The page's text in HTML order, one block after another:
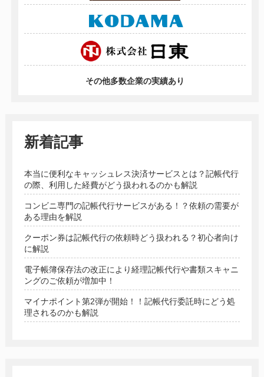
その他多数企業の実績あり
新着記事
本当に便利なキャッシュレス決済サービスとは？記帳代行
の際、利用した経費がどう扱われるのかも解説
コンビニ専門の記帳代行サービスがある！？依頼の需要が
ある理由を解説
クーポン券は記帳代行の依頼時どう扱われる？初心者向け
に解説
電子帳簿保存法の改正により経理記帳代行や書類スキャニ
ングのご依頼が増加中！
マイナポイント第2弾が開始！！記帳代行委託時にどう処
理されるのかも解説